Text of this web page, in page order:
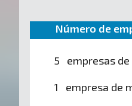
Número de
5 empresas de
1 empresa de